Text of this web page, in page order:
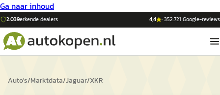
Ga naar inhoud
2.039erkende dealers 4,4 ·352.721 Google-reviews
Auto's/Marktdata/Jaguar/XKR